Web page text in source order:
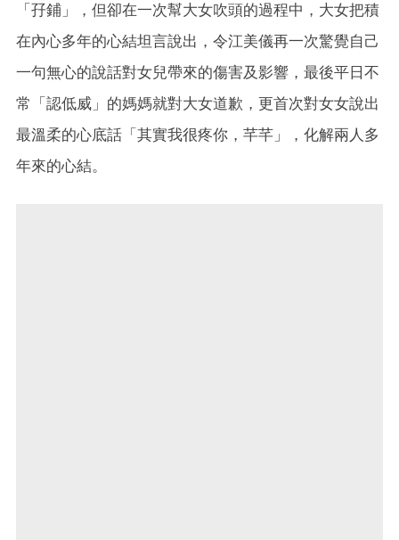
「孖鋪」，但卻在一次幫大女吹頭的過程中，大女把積
在內心多年的心結坦言說出，令江美儀再一次驚覺自己
一句無心的說話對女兒帶來的傷害及影響，最後平日不
常「認低威」的媽媽就對大女道歉，更首次對女女說出
最溫柔的心底話「其實我很疼你，芊芊」，化解兩人多
年來的心結。